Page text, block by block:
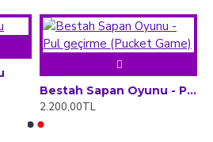
Bestah Sapan Oyunu - Pul geçirme (Pucket Game)
2.200,00TL